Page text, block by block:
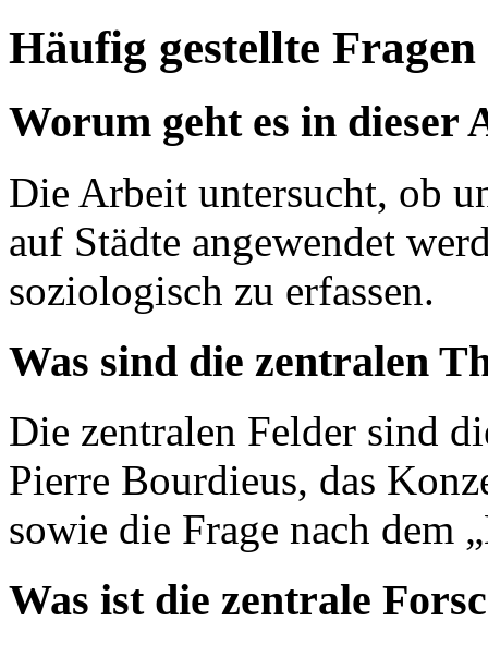
Häufig gestellte Fragen
Worum geht es in dieser
Die Arbeit untersucht, ob
auf Städte angewendet
soziologisch zu erfassen.
Was sind die zentralen
Die zentralen Felder sind
Pierre Bourdieus, das
sowie die Frage nach dem
Was ist die zentrale